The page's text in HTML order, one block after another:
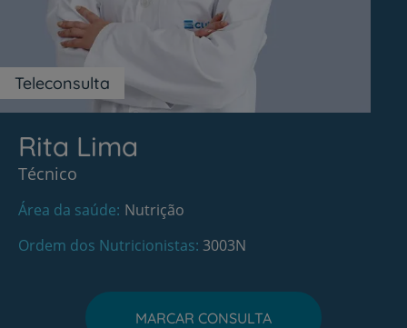
Teleconsulta
Rita Lima
Técnico
Área da saúde Nutrição
Ordem dos Nutricionistas 3003N
MARCAR CONSULTA